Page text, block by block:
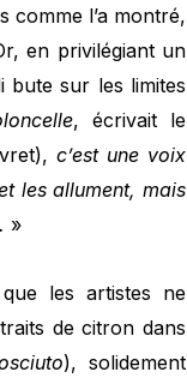
comme l’a montré,
en privilégiant un
bute sur les limites
, écrivait le
c’est une voix
les allument, mais
»
les artistes ne
de citron dans
), solidement